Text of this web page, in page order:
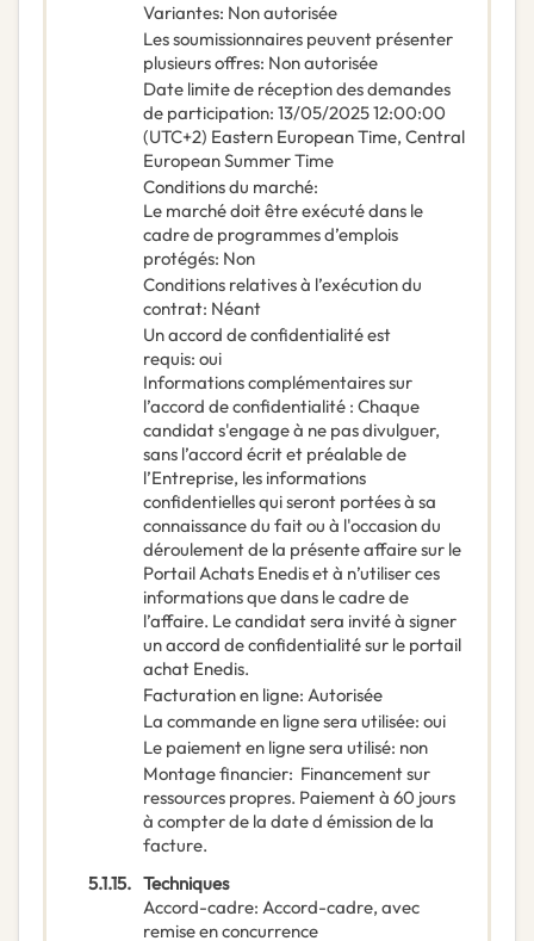
Variantes: Non autorisée
Les soumissionnaires peuvent présenter
plusieurs offres: Non autorisée
Date limite de réception des demandes
de participation: 13/05/202512:00:00
(UTC+2) Eastern European Time, Central
European Summer Time
Conditions du marché:
Le marché doit être exécuté dans le
cadre de programmes d’emplois
protégés: Non
Conditions relatives à l’exécution du
contrat: Néant
Un accord de confidentialité est
requis: oui
Informations complémentaires sur
l’accord de confidentialité : Chaque
candidat s'engage à ne pas divulguer,
sans l’accord écrit et préalable de
l’Entreprise, les informations
confidentielles qui seront portées à sa
connaissance du fait ou à l'occasion du
déroulement de la présente affaire sur le
Portail Achats Enedis et à n’utiliser ces
informations que dans le cadre de
l’affaire. Le candidat sera invité à signer
un accord de confidentialité sur le portail
achat Enedis.
Facturation en ligne: Autorisée
La commande en ligne sera utilisée: oui
Le paiement en ligne sera utilisé: non
Montage financier: Financement sur
ressources propres. Paiement à 60 jours
à compter de la date d émission de la
facture.
5.1.15. Techniques
Accord-cadre: Accord-cadre, avec
remise en concurrence